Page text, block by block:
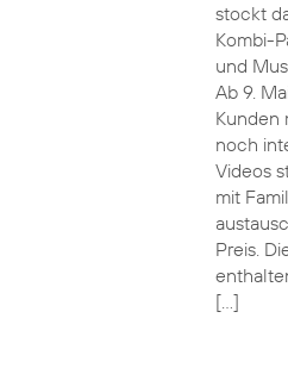
stockt
Kombi-
und
Ab 9.
Kunden
noch
Videos
mit
Preis.
[…]